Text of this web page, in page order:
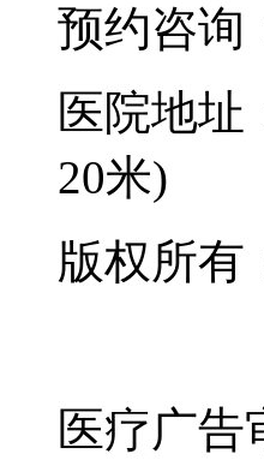
预约咨询
医院地址
20米)
版权所有
医疗广告